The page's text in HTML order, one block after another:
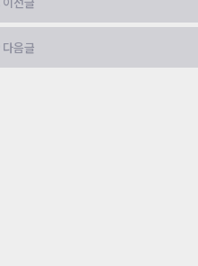
바뀐 [좀히] 학교
다음글